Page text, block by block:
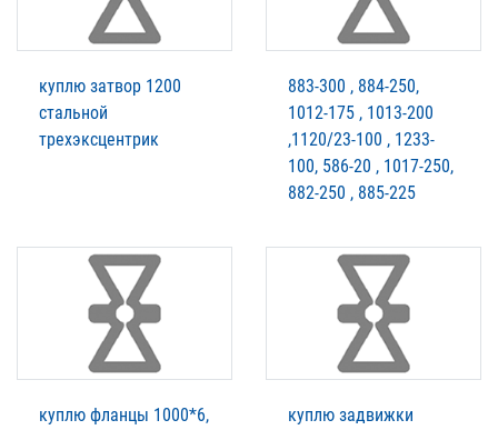
куплю затвор 1200
стальной
трехэксцентрик
883-300 , 884-250,
1012-175 , 1013-200
,1120/23-100 , 1233-
100, 586-20 , 1017-250,
882-250 , 885-225
куплю фланцы 1000*6,
куплю задвижки